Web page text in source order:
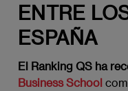
ENTRE
ESPAÑA
El Ranking QS ha
Business School